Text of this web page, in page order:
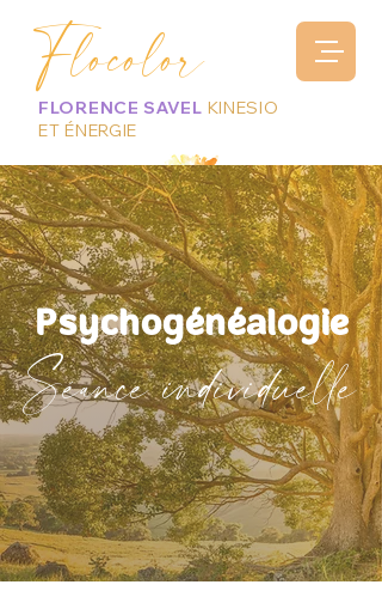
Flocolor
FLORENCE SAVEL KINESIO
ET ÉNERGIE
Psychogénéalogie
Séance individuelle